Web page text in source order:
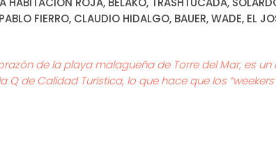
FIERRO, CLAUDIO HIDALGO, BAUER, WADE, EL
de la playa malagueña de Torre del Mar, es
de Calidad Turística, lo que hace que los